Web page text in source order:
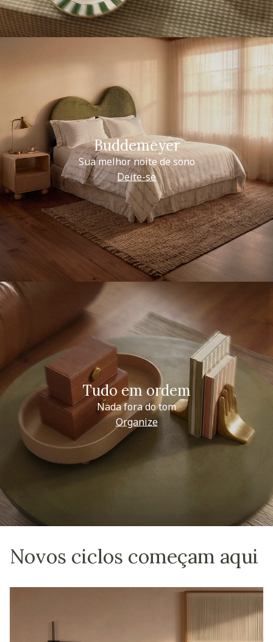
Buddemeyer
Sua melhor noite de sono
Deite-se
Tudo em ordem
Nada fora do tom
Organize
Novos ciclos começam aqui